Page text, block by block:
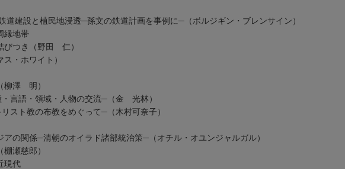
建設と植民地浸透─孫文の鉄道計画を事例に─（ボルジギン・ブレンサイン）
縁地帯
つき（野田 仁）
ス・ホワイト）
柳澤 明）
言語・領域・人物の交流─（金 光林）
スト教の布教をめぐって─（木村可奈子）
の関係─清朝のオイラド諸部統治策─（オチル・オユンジャルガル）
瀬慈郎）
現代